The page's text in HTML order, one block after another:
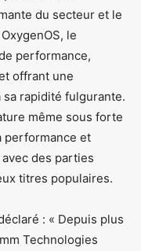
du secteur et le
le
performance,
offrant une
rapidité fulgurante.
même sous forte
performance et
des parties
titres populaires.
: « Depuis plus
Technologies